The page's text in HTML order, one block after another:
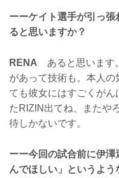
ーーケイト選手が引っ
ると思いますか？
RENA あると思います
があって技術も。本人
ても彼女にはすごくがん
たRIZIN出てね、またや
待しかないです。
ーー今回の試合前に伊
んでほしい」というよ